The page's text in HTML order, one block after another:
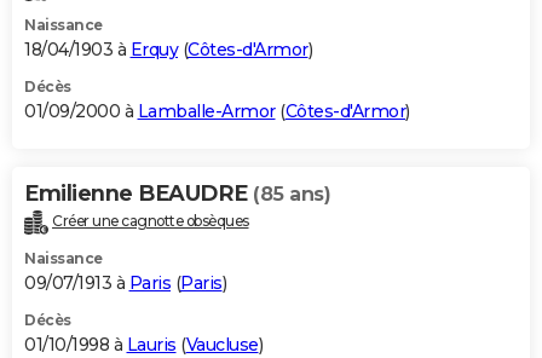
Naissance
18/04/1903 à Erquy(Côtes-d'Armor)
Décès
01/09/2000 à Lamballe-Armor(Côtes-d'Armor)
Emilienne BEAUDRE (85 ans)
Créer une cagnotte obsèques
Naissance
09/07/1913 à Paris (Paris)
Décès
01/10/1998 à Lauris (Vaucluse)